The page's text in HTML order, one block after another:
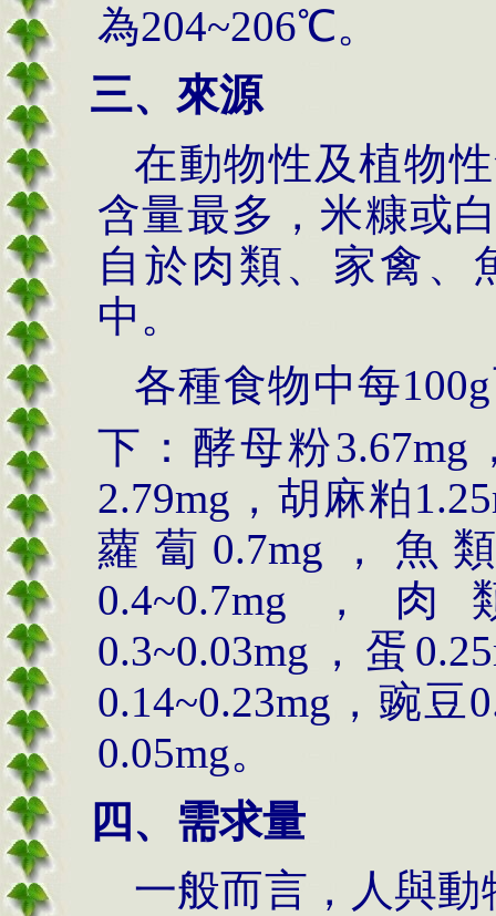
為204~206℃。
三、來源
在動物性及植物
含量最多，米糠或
自於肉類、家禽、
中。
各種食物中每
下：酵母粉3.67mg
2.79mg，胡麻粕
蘿蔔0.7mg，魚
0.4~0.7mg，肉
0.3~0.03mg，蛋
0.14~0.23mg，豌豆
0.05mg。
四、需求量
一般而言，人與